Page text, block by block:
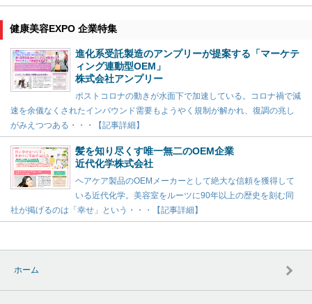
健康美容EXPO 企業特集
進化系受託製造のアンプリーが提案する「マーケテ
ィング連動型OEM」
株式会社アンプリー
ポストコロナの動きが水面下で加速している。コロナ禍で減
速を余儀なくされたインバウンド需要もようやく規制が解かれ、復調の兆し
がみえつつある・・・【記事詳細】
髪を知り尽くす唯一無二のOEM企業
近代化学株式会社
ヘアケア製品のOEMメーカーとして絶大な信頼を獲得して
いる近代化学。美容室をルーツに90年以上の歴史を刻む同
社が掲げるのは「幸せ」という・・・【記事詳細】
ホーム